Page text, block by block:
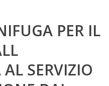
PER IL
SERVIZIO